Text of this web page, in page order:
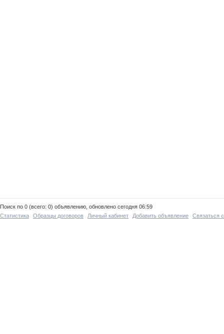
Поиск по 0 (всего: 0) объявлению, обновлено сегодня 06:59
Статистика
Образцы договоров Личный кабинет Добавить объявление Связаться